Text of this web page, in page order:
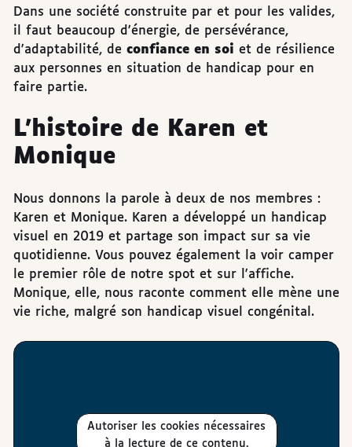
Dans une société construite par et pour les valides,
il faut beaucoup d'énergie, de persévérance,
d'adaptabilité, de confiance en soi et de résilience
aux personnes en situation de handicap pour en
faire partie.
L’histoire de Karen et
Monique
Nous donnons la parole à deux de nos membres :
Karen et Monique. Karen a développé un handicap
visuel en 2019 et partage son impact sur sa vie
quotidienne. Vous pouvez également la voir camper
le premier rôle de notre spot et sur l'affiche.
Monique, elle, nous raconte comment elle mène une
vie riche, malgré son handicap visuel congénital.
Autoriser les cookies nécessaires
à la lecture de ce contenu.